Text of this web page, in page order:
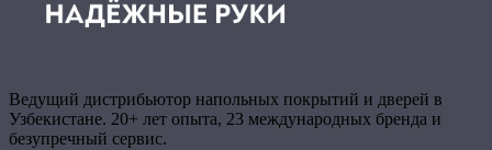
Ведущий дистрибьютор напольных покрытий и дверей в
Узбекистане. 20+ лет опыта, 23 международных бренда и
безупречный сервис.